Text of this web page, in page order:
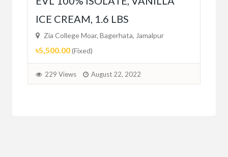
ICE CREAM, 1.6 LBS
Zia College Moar, Bagerhata, Jamalpur
৳5,500.00(Fixed)
229 Views August 22, 2022